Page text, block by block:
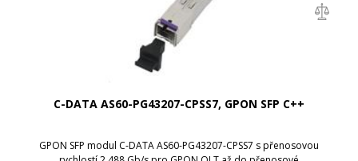
C-DATA AS60-PG43207-CPSS7, GPON SFP C++
GPON SFP modul C-DATA AS60-PG43207-CPSS7 s přenosovou